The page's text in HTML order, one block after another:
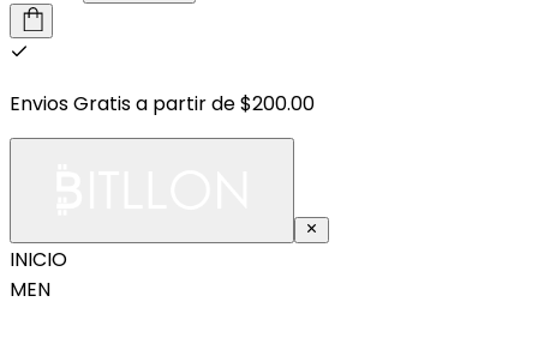
Envios Gratis a partir de $200.00
INICIO
MEN